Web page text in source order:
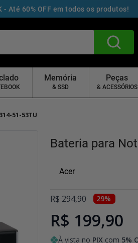
- Até 60% OFF em todos os produtos!
Memória
& SSD
Peças
& ACESSÓRIOS
51-53TU
Bateria para
Acer
R$294,90 29%
R$ 199,90
À vista no PIX com 5%